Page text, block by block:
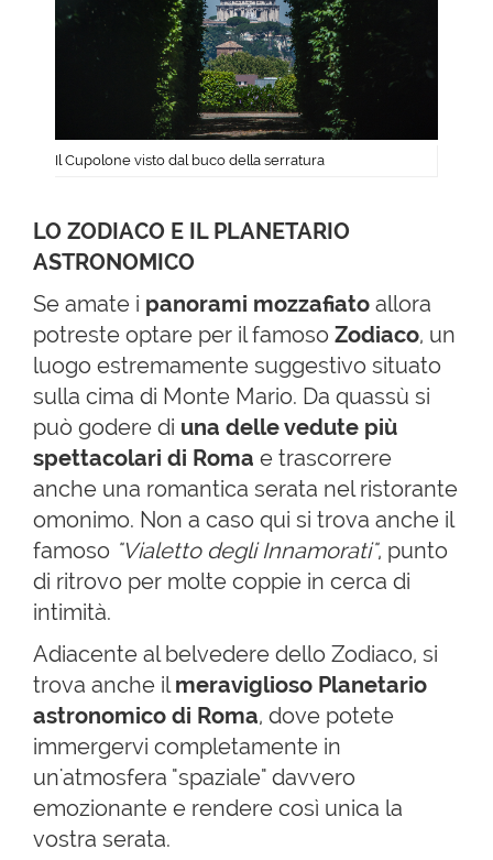
Il Cupolone visto dal buco della serratura
LO ZODIACO E IL PLANETARIO
ASTRONOMICO
Se amate i panorami mozzafiato allora
potreste optare per il famoso Zodiaco, un
luogo estremamente suggestivo situato
sulla cima di Monte Mario. Da quassù si
può godere di una delle vedute più
spettacolari di Roma e trascorrere
anche una romantica serata nel ristorante
omonimo. Non a caso qui si trova anche il
famoso "Vialetto degli Innamorati", punto
di ritrovo per molte coppie in cerca di
intimità.
Adiacente al belvedere dello Zodiaco, si
trova anche ilmeraviglioso Planetario
astronomico di Roma, dove potete
immergervi completamente in
un'atmosfera "spaziale" davvero
emozionante e rendere così unica la
vostra serata.